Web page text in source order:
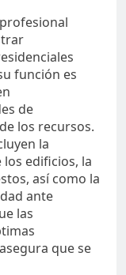
función es
de
los recursos.
la
edificios, la
así como la
ante
las
que se